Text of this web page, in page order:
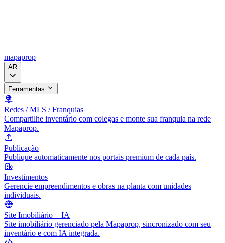
mapaprop
AR
Ferramentas
Redes / MLS / Franquias
Compartilhe inventário com colegas e monte sua franquia na rede
Mapaprop.
Publicação
Publique automaticamente nos portais premium de cada país.
Investimentos
Gerencie empreendimentos e obras na planta com unidades
individuais.
Site Imobiliário + IA
Site imobiliário gerenciado pela Mapaprop, sincronizado com seu
inventário e com IA integrada.